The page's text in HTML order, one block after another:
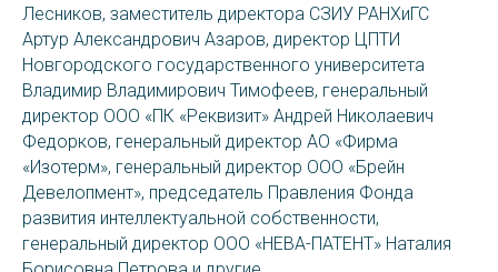
Лесников, заместитель директора СЗИУ РАНХиГС
Артур Александрович Азаров, директор ЦПТИ
Новгородского государственного университета
Владимир Владимирович Тимофеев, генеральный
директор ООО «ПК «Реквизит» Андрей Николаевич
Федорков, генеральный директор АО «Фирма
«Изотерм», генеральный директор ООО «Брейн
Девелопмент», председатель Правления Фонда
развития интеллектуальной собственности,
генеральный директор ООО «НЕВА-ПАТЕНТ» Наталия